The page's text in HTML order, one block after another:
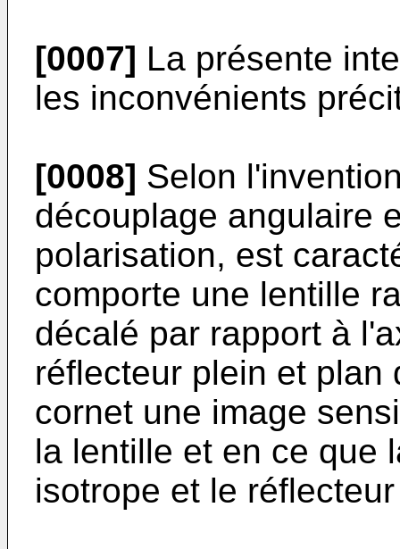
[0007] La présente
les inconvénients
[0008] Selon
découplage angulaire
polarisation, est
comporte une lentille
décalé par rapport à
réflecteur plein et plan
cornet une image
la lentille et en ce que
isotrope et le